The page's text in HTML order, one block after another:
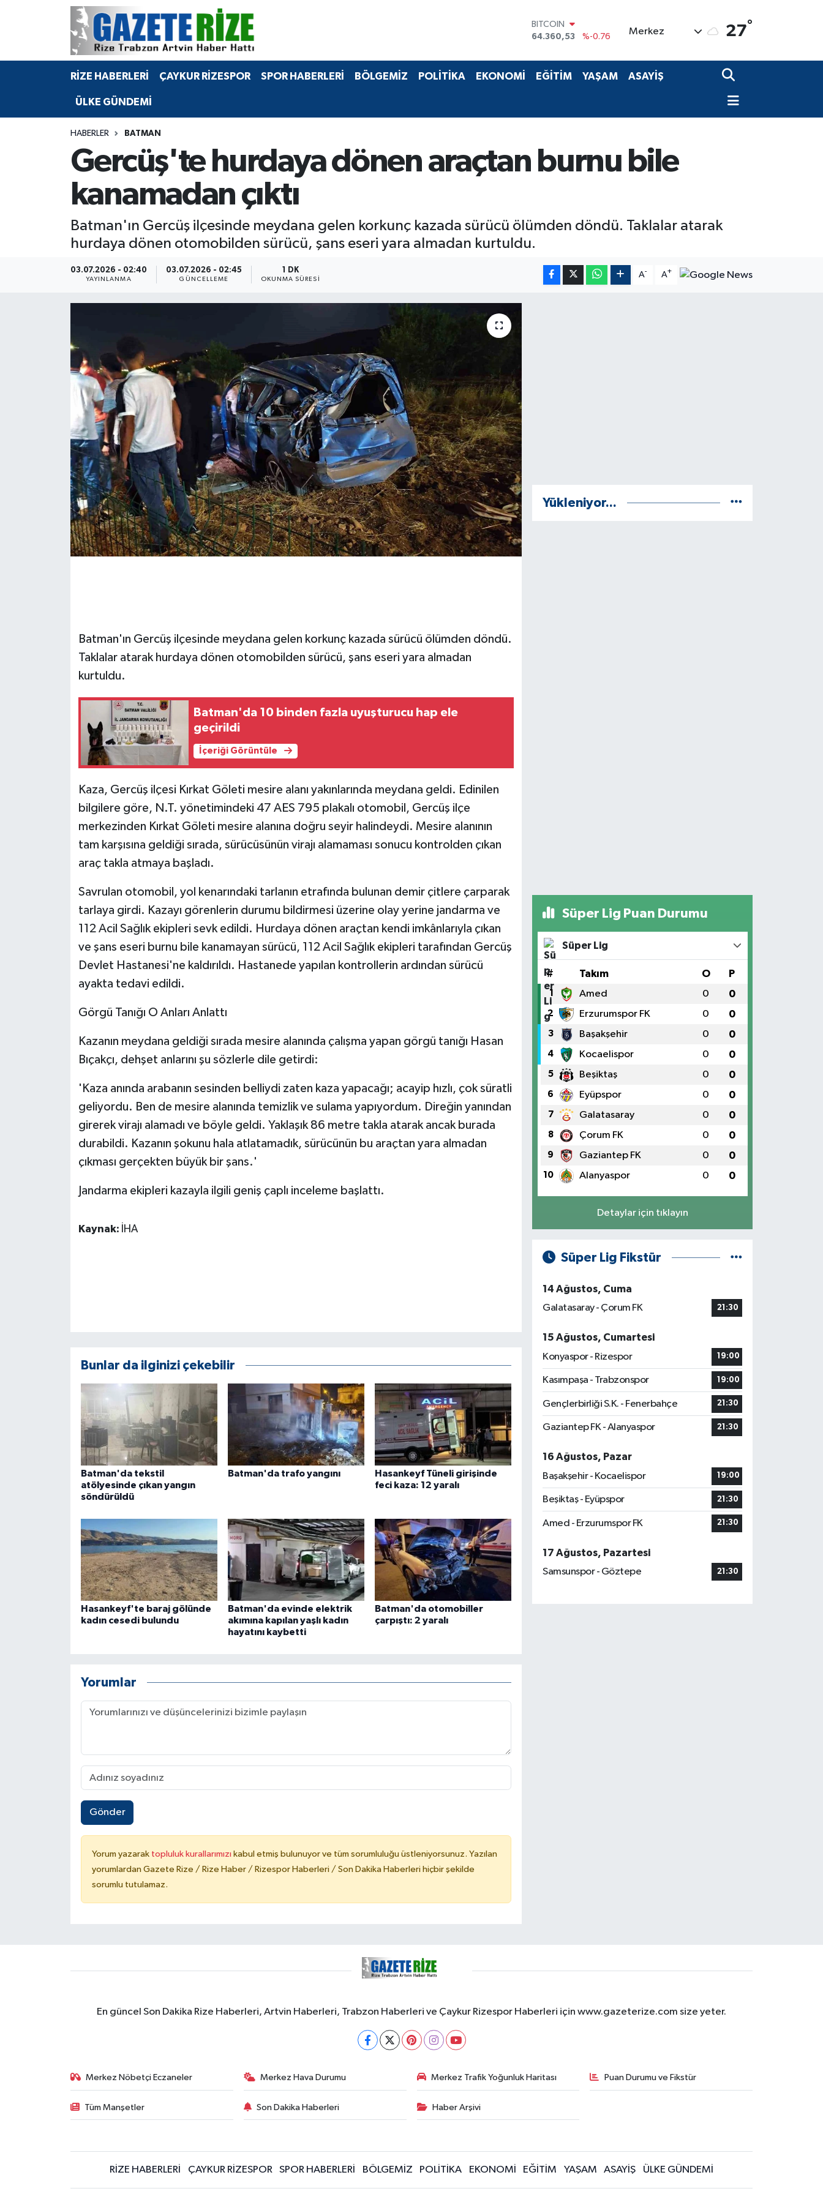
BITCOIN
64.360,53
%-0.76
47,7143
%0.16
EURO
%-0.02
GRAM ALTIN
13.799
%70
Merkez 27°
RİZE HABERLERİ ÇAYKUR RİZESPOR SPOR HABERLERİ BÖLGEMİZ POLİTİKA EKONOMİ EĞİTİM YAŞAM ASAYİŞ
ÜLKE GÜNDEMİ
HABERLER BATMAN
Gercüş'te hurdaya dönen araçtan burnu bile
kanamadan çıktı
Batman'ın Gercüş ilçesinde meydana gelen korkunç kazada sürücü ölümden döndü. Taklalar atarak
hurdaya dönen otomobilden sürücü, şans eseri yara almadan kurtuldu.
03.07.2026 - 02:40
YAYINLANMA
03.07.2026 - 02:45
GÜNCELLEME
1 DK
OKUNMA SÜRESI
A- A+
Batman'ın Gercüş ilçesinde meydana gelen korkunç kazada sürücü ölümden döndü.
Taklalar atarak hurdaya dönen otomobilden sürücü, şans eseri yara almadan
kurtuldu.
Batman'da 10 binden fazla uyuşturucu hap ele
geçirildi
İçeriği Görüntüle
Kaza, Gercüş ilçesi Kırkat Göleti mesire alanı yakınlarında meydana geldi. Edinilen
bilgilere göre, N.T. yönetimindeki 47 AES 795 plakalı otomobil, Gercüş ilçe
merkezinden Kırkat Göleti mesire alanına doğru seyir halindeydi. Mesire alanının
tam karşısına geldiği sırada, sürücüsünün virajı alamaması sonucu kontrolden çıkan
araç takla atmaya başladı.
Savrulan otomobil, yol kenarındaki tarlanın etrafında bulunan demir çitlere çarparak
tarlaya girdi. Kazayı görenlerin durumu bildirmesi üzerine olay yerine jandarma ve
112 Acil Sağlık ekipleri sevk edildi. Hurdaya dönen araçtan kendi imkânlarıyla çıkan
ve şans eseri burnu bile kanamayan sürücü, 112 Acil Sağlık ekipleri tarafından Gercüş
Devlet Hastanesi'ne kaldırıldı. Hastanede yapılan kontrollerin ardından sürücü
ayakta tedavi edildi.
Görgü Tanığı O Anları Anlattı
Kazanın meydana geldiği sırada mesire alanında çalışma yapan görgü tanığı Hasan
Bıçakçı, dehşet anlarını şu sözlerle dile getirdi:
'Kaza anında arabanın sesinden belliydi zaten kaza yapacağı; acayip hızlı, çok süratli
geliyordu. Ben de mesire alanında temizlik ve sulama yapıyordum. Direğin yanından
girerek virajı alamadı ve böyle geldi. Yaklaşık 86 metre takla atarak ancak burada
durabildi. Kazanın şokunu hala atlatamadık, sürücünün bu araçtan yara almadan
çıkması gerçekten büyük bir şans.'
Jandarma ekipleri kazayla ilgili geniş çaplı inceleme başlattı.
Kaynak: İHA
Bunlar da ilginizi çekebilir
Batman'da tekstil
atölyesinde çıkan yangın
söndürüldü
Batman'da trafo yangını
Hasankeyf Tüneli girişinde
feci kaza: 12 yaralı
Hasankeyf'te baraj gölünde
kadın cesedi bulundu
Batman'da evinde elektrik
akımına kapılan yaşlı kadın
hayatını kaybetti
Batman'da otomobiller
çarpıştı: 2 yaralı
Yorumlar
Gönder
Yorum yazarak topluluk kurallarımızı kabul etmiş bulunuyor ve tüm sorumluluğu üstleniyorsunuz. Yazılan
yorumlardan Gazete Rize / Rize Haber / Rizespor Haberleri / Son Dakika Haberleri hiçbir şekilde
sorumlu tutulamaz.
Yükleniyor...
Süper Lig Puan Durumu
Süper Lig
# Takım O P
1 Amed 0 0
2 Erzurumspor FK 0 0
3 Başakşehir 0 0
4 Kocaelispor 0 0
5 Beşiktaş 0 0
6 Eyüpspor 0 0
7 Galatasaray 0 0
8 Çorum FK 0 0
9 Gaziantep FK 0 0
10 Alanyaspor 0 0
Detaylar için tıklayın
Süper Lig Fikstür
14 Ağustos, Cuma
Galatasaray - Çorum FK
21:30
15 Ağustos, Cumartesi
Konyaspor - Rizespor
19:00
Kasımpaşa - Trabzonspor 19:00
Gençlerbirliği S.K. - Fenerbahçe 21:30
Gaziantep FK - Alanyaspor 21:30
16 Ağustos, Pazar
Başakşehir - Kocaelispor
19:00
Beşiktaş - Eyüpspor 21:30
Amed - Erzurumspor FK 21:30
17 Ağustos, Pazartesi
Samsunspor - Göztepe
21:30
En güncel Son Dakika Rize Haberleri, Artvin Haberleri, Trabzon Haberleri ve Çaykur Rizespor Haberleri için www.gazeterize.com size yeter.
Merkez Nöbetçi Eczaneler Merkez Hava Durumu Merkez Trafik Yoğunluk Haritası Puan Durumu ve Fikstür
Tüm Manşetler Son Dakika Haberleri Haber Arşivi
RİZE HABERLERİ ÇAYKUR RİZESPOR SPOR HABERLERİ BÖLGEMİZ POLİTİKA EKONOMİ EĞİTİM YAŞAM ASAYİŞ ÜLKE GÜNDEMİ
BÖLGEMİZ
Bilim Teknoloji
Advertising news
Canlı Maç
EKONOMİ
English News
Flaş Haber
Gayrimenkul
HABERDE İNSAN
Jandarma
KÜLTÜR SANAT
Otomobil
SPOR HABERLERİ
TEKNOLOJİ
ÜLKE GÜNDEMİ
Merkez Nöbetçi Eczaneler
Merkez Hava Durumu
Merkez Trafik Yoğunluk Haritası
Tüm Manşetler
Son Dakika Haberleri
Haber Arşivi